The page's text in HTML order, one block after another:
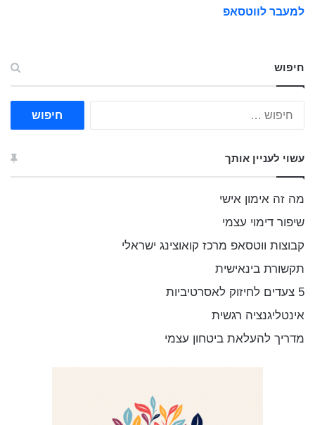
למעבר לווטסאפ
חיפוש
:
עשוי לעניין אותך
מה זה אימון אישי
שיפור דימוי עצמי
קבוצות ווטסאפ מרכז קואוצינג ישראלי
תקשורת בינאישית
5 צעדים לחיזוק לאסרטיביות
אינטליגנציה רגשית
מדריך להעלאת ביטחון עצמי